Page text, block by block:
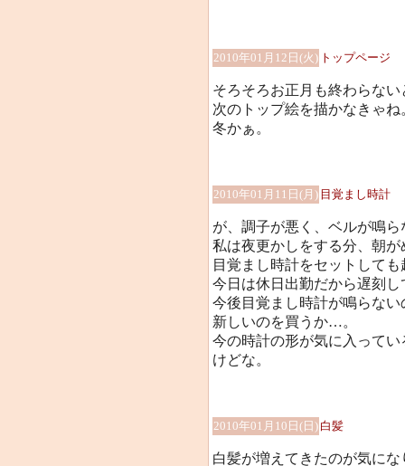
2010年01月12日(火) トップページ
そろそろお正月も終わらな
次のトップ絵を描かなきゃね
冬かぁ。
2010年01月11日(月) 目覚まし時計
が、調子が悪く、ベルが鳴ら
私は夜更かしをする分、朝
目覚まし時計をセットして
今日は休日出勤だから遅刻
今後目覚まし時計が鳴らない
新しいのを買うか…。
今の時計の形が気に入って
けどな。
2010年01月10日(日) 白髪
白髪が増えてきたのが気にな